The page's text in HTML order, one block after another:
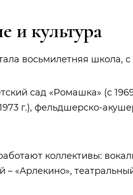
и культура
восьмилетняя школа, с
сад «Ромашка» (с
г.), фельдшерско-
коллективы:
– «Арлекино»,